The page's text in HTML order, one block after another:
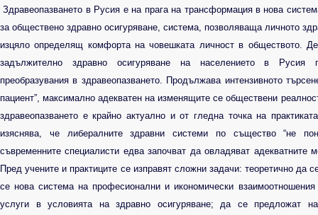
Здравеопазването в Русия е на прага на трансформация в нова
за обществено здравно осигуряване, система, позволяваща личното
изцяло определящ комфорта на човешката личност в обществото.
задължително здравно осигуряване на населението в Русия
преобразувания в здравеопазването. Продължава интензивното
пациент”, максимално адекватен на изменящите се обществени
здравеопазването е крайно актуално и от гледна точка на
изяснява, че либералните здравни системи по същество “не
съвременните специалисти едва започват да овладяват
Пред учените и практиците се изправят сложни задачи: теоретично
се нова система на професионални и икономически
услуги в условията на здравно осигуряване; да се предложат